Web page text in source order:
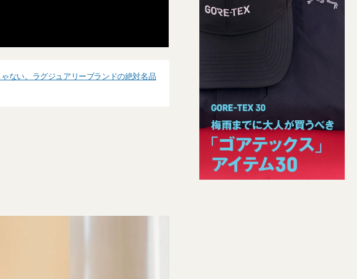
ない。ラグジュアリーブランドの絶対名品